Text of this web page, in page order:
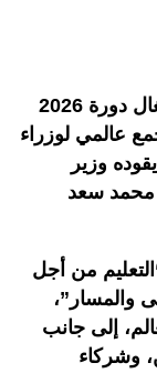
انطلقت، اليوم الإثنين 18 ماي بلندن، أشغال دورة 2026
عالمي لوزراء
وزير
محمد سعد
من أجل
والمسار”،
إلى جانب
وشركاء